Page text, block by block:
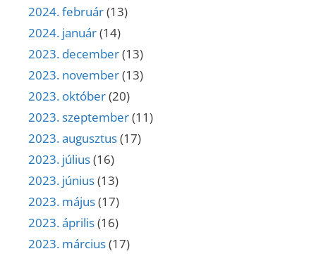
2024. február(13)
2024. január(14)
2023. december(13)
2023. november(13)
2023. október(20)
2023. szeptember(11)
2023. augusztus(17)
2023. július(16)
2023. június(13)
2023. május(17)
2023. április(16)
2023. március(17)